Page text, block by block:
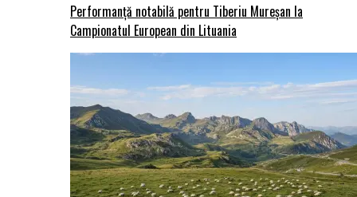
Performanță notabilă pentru Tiberiu Mureșan la
Campionatul European din Lituania